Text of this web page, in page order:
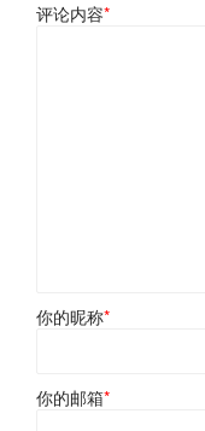
评论内容*
你的昵称*
你的邮箱*